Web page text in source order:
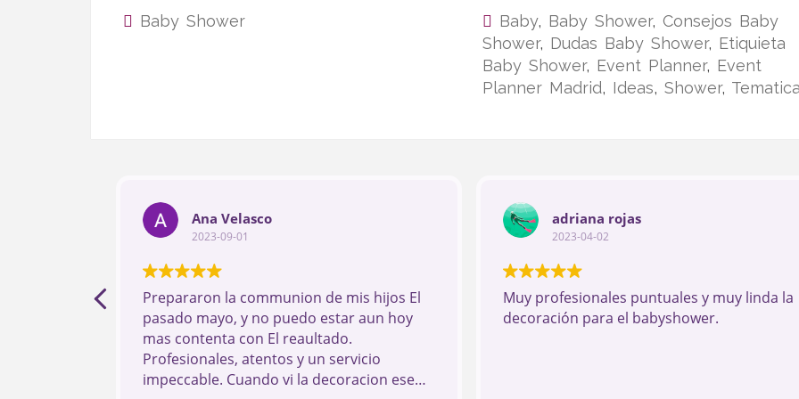
Baby Shower Baby, Baby Shower, Consejos Baby
Shower, Dudas Baby Shower, Etiquieta
Baby Shower, Event Planner, Event
Planner Madrid, Ideas, Shower, Tematica
Ana Velasco
2023-09-01
Prepararon la communion de mis hijos El
pasado mayo, y no puedo estar aun hoy
mas contenta con El reaultado.
Profesionales, atentos y un servicio
impeccable. Cuando vi la decoracion ese
adriana rojas
2023-04-02
Muy profesionales puntuales y muy linda la
decoración para el babyshower.